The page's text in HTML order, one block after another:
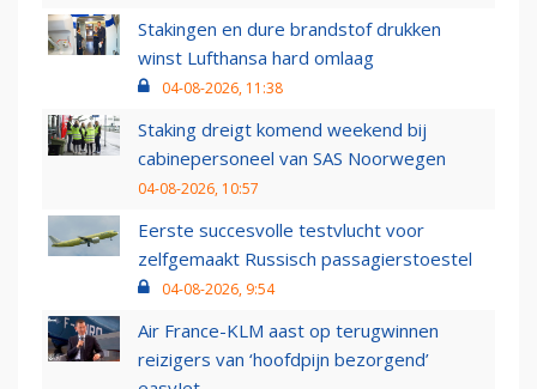
Stakingen en dure brandstof drukken
winst Lufthansa hard omlaag
04-08-2026, 11:38
Staking dreigt komend weekend bij
cabinepersoneel van SAS Noorwegen
04-08-2026, 10:57
Eerste succesvolle testvlucht voor
zelfgemaakt Russisch passagierstoestel
04-08-2026, 9:54
Air France-KLM aast op terugwinnen
reizigers van ‘hoofdpijn bezorgend’